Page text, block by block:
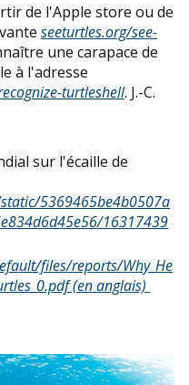
de l'Apple store ou de
seeturtles.org/see-
une carapace de
à l'adresse
turtleshell. J.-C.
sur l'écaille de
5369465be4b0507a
16317439
files/reports/Why_He
(en anglais)